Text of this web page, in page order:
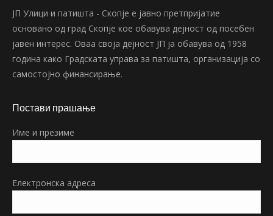
ЈП Улици и патишта - Скопје е јавно претпријатие
основано од град Скопје кое обавува дејност од посебен
јавен интерес. Оваа своја дејност ЈП ја обавува од 1958
година како Градската управа за патишта, организација со
самостојно финансирање.
Постави прашање
Име и презиме
Електронска адреса